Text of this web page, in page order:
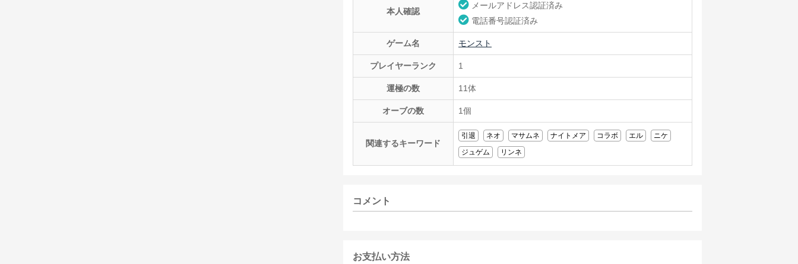
本人確認
メールアドレス認証済み
電話番号認証済み
ゲーム名 モンスト
プレイヤーランク 1
運極の数 11体
オーブの数 1個
関連するキーワード
引退 ネオ マサムネ ナイトメア コラボ エル
ニケ
ジュゲム
リンネ
コメント
お支払い方法